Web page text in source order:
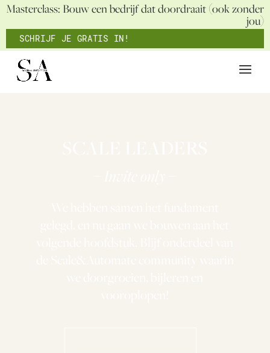
Masterclass: Bouw een bedrijf dat doordraait (ook zonder
jou)
SCHRIJF JE GRATIS IN!